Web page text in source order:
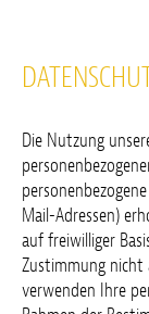
Die Nutzung
Mail-Adressen)
auf freiwilliger
Zustimmung nicht
verwenden Ihre